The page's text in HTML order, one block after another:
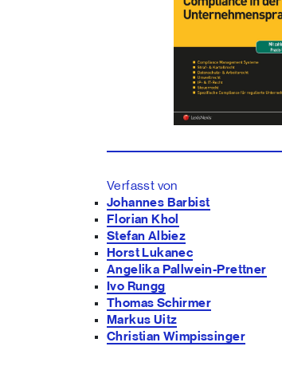
Verfasst von
Johannes Barbist
Florian Khol
Stefan Albiez
Horst Lukanec
Angelika Pallwein-Prettner
Ivo Rungg
Thomas Schirmer
Markus Uitz
Christian Wimpissinger